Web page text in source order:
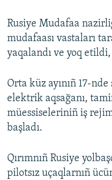
Rusiye Mudafaa
mudafaası vastaları
yaqalandı ve yoq
Orta küz ayınıñ 17-
elektrik aqsağanı,
müessiseleriniñ iş
başladı.
Qırımnıñ Rusiye
pilotsız uçaqlarnıñ